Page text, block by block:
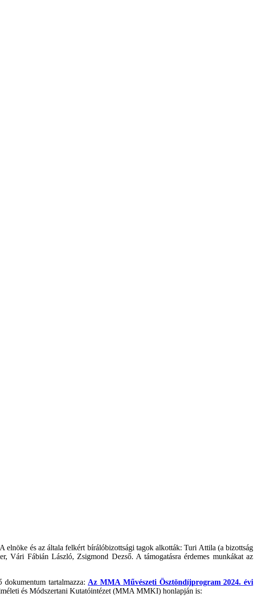
és az általa felkért bírálóbizottsági tagok alkották: Turi Attila (a bizottság
Fábián László, Zsigmond Dezső. A támogatásra érdemes munkákat az
tartalmazza: Az MMA Művészeti Ösztöndíjprogram 2024. évi
és Módszertani Kutatóintézet (MMA MMKI) honlapján is: